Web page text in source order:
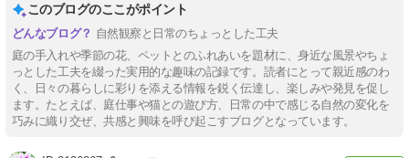
このブログのここがポイント
自然観察と日常のちょっとした工夫
庭の手入れや季節の花、ペットとのふれあいを題材に、身近な風景やちょ
っとした工夫を綴った実用的な趣味の記録です。読者にとって親近感のわ
く、日々の暮らしに彩りを添える情報を鋭く伝達し、楽しみや発見を促し
ます。たとえば、庭仕事や猫との遊び方、日常の中で感じる自然の変化を
巧みに織り交ぜ、共感と興味を呼び起こすブログとなっています。